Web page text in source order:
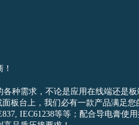
种需求，不论是应用在线端还是板
板台上，我们必有一款产品满足您
IEC61238等等；配合导电膏使